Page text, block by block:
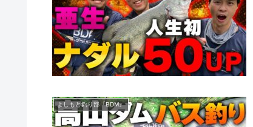
よしもと釣り部『BDM』